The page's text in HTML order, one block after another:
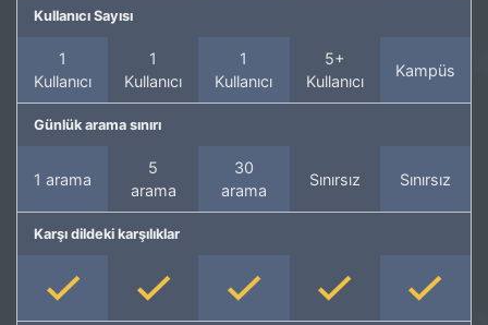
Kullanıcı Sayısı
1
Kullanıcı
1
Kullanıcı
1
Kullanıcı
5+
Kullanıcı
Kampüs
Günlük arama sınırı
1 arama
5
arama
30
arama
Sınırsız Sınırsız
Karşı dildeki karşılıklar